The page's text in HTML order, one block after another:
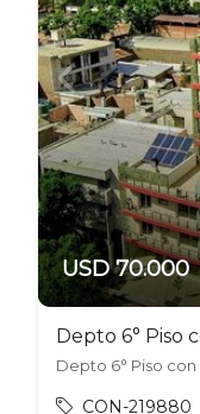
USD 70.000
CON-219880